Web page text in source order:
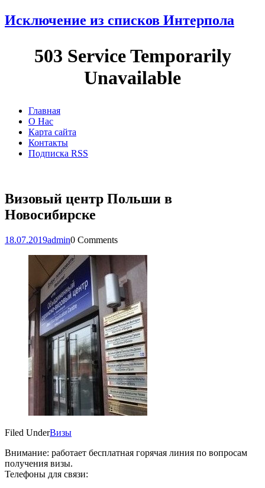
Исключение из списков Интерпола
Главная
О Нас
Карта сайта
Контакты
Подписка RSS
Визовый центр Польши в
Новосибирске
18.07.2019admin0 Comments
Filed UnderВизы
Внимание: работает бесплатная горячая линия по вопросам
получения визы.
Телефоны для связи: